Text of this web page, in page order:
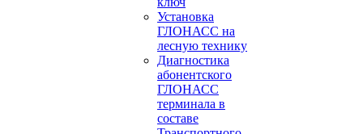
Установка
ГЛОНАСС на
лесную технику
Диагностика
абонентского
ГЛОНАСС
терминала в
составе